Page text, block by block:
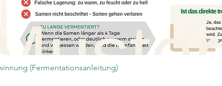
Schnellansicht
(Fermentationsanleitung)